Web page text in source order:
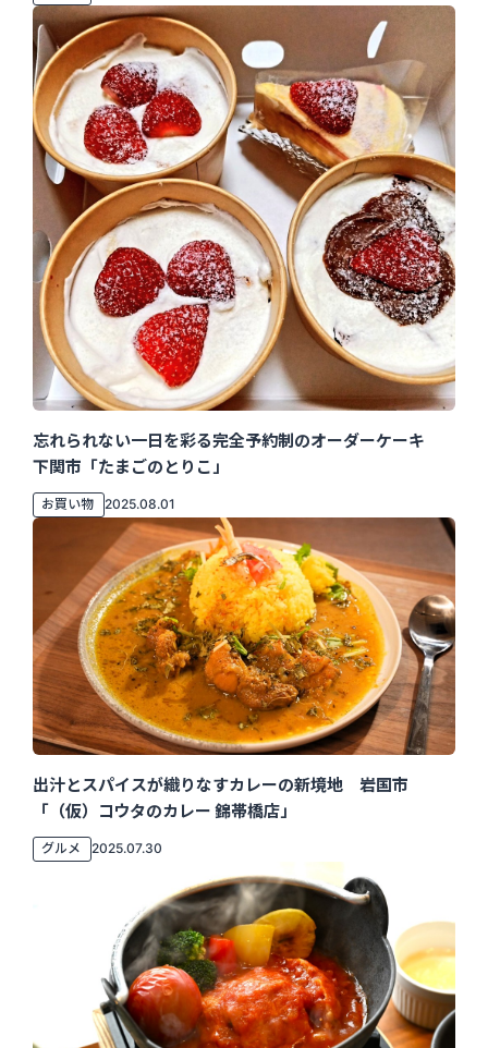
忘れられない一日を彩る完全予約制のオーダーケーキ
下関市「たまごのとりこ」
お買い物 2025.08.01
出汁とスパイスが織りなすカレーの新境地 岩国市
「（仮）コウタのカレー 錦帯橋店」
グルメ 2025.07.30